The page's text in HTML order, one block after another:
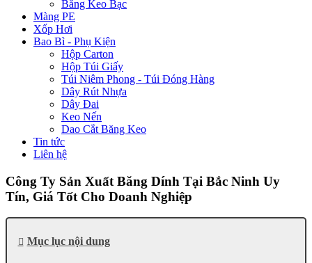
Băng Keo Bạc
Màng PE
Xốp Hơi
Bao Bì - Phụ Kiện
Hộp Carton
Hộp Túi Giấy
Túi Niêm Phong - Túi Đóng Hàng
Dây Rút Nhựa
Dây Đai
Keo Nến
Dao Cắt Băng Keo
Tin tức
Liên hệ
Công Ty Sản Xuất Băng Dính Tại Bắc Ninh Uy
Tín, Giá Tốt Cho Doanh Nghiệp
Mục lục nội dung